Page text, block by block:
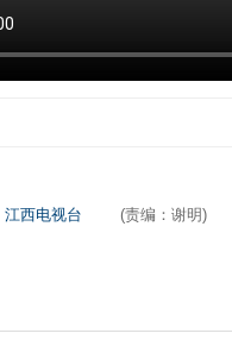
江西电视台 (责编：谢明)